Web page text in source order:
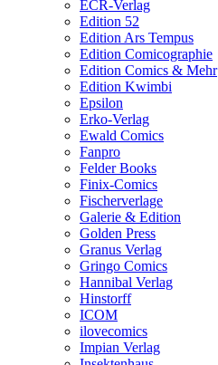
ECR-Verlag
Edition 52
Edition Ars Tempus
Edition Comicographie
Edition Comics & Mehr
Edition Kwimbi
Epsilon
Erko-Verlag
Ewald Comics
Fanpro
Felder Books
Finix-Comics
Fischerverlage
Galerie & Edition
Golden Press
Granus Verlag
Gringo Comics
Hannibal Verlag
Hinstorff
ICOM
ilovecomics
Impian Verlag